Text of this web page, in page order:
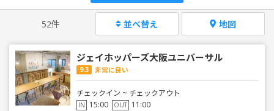
52件 並べ替え 地図
ジェイホッパーズ大阪ユニバーサル
9.3 非常に良い
チェックイン ~ チェックアウト
IN 15:00 OUT 11:00